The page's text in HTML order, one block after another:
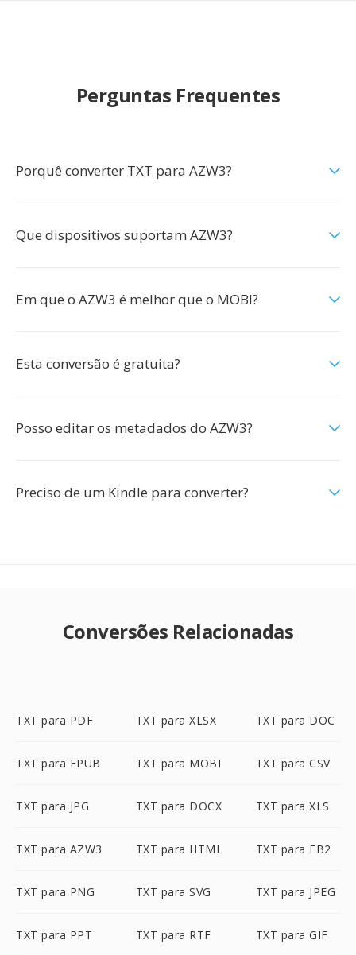
Perguntas Frequentes
Porquê converter TXT para AZW3?
Que dispositivos suportam AZW3?
Em que o AZW3 é melhor que o MOBI?
Esta conversão é gratuita?
Posso editar os metadados do AZW3?
Preciso de um Kindle para converter?
Conversões Relacionadas
TXT para PDF TXT para XLSX TXT para DOC
TXT para EPUB TXT para MOBI TXT para CSV
TXT para JPG TXT para DOCX TXT para XLS
TXT para AZW3 TXT para HTML TXT para FB2
TXT para PNG TXT para SVG TXT para JPEG
TXT para PPT TXT para RTF TXT para GIF